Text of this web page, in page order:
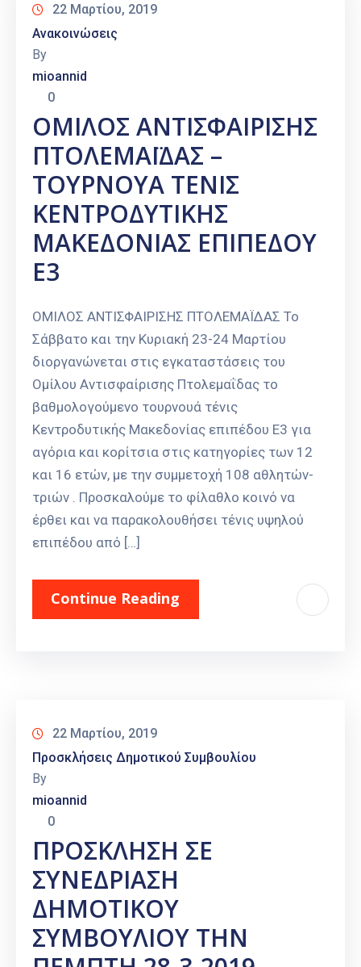
22 Μαρτίου, 2019
Ανακοινώσεις
By
mioannid
0
ΟΜΙΛΟΣ ΑΝΤΙΣΦΑΙΡΙΣΗΣ
ΠΤΟΛΕΜΑΪΔΑΣ –
ΤΟΥΡΝΟΥΑ ΤΕΝΙΣ
ΚΕΝΤΡΟΔΥΤΙΚΗΣ
ΜΑΚΕΔΟΝΙΑΣ ΕΠΙΠΕΔΟΥ
Ε3
ΟΜΙΛΟΣ ΑΝΤΙΣΦΑΙΡΙΣΗΣ ΠΤΟΛΕΜΑΪΔΑΣ Το
Σάββατο και την Κυριακή 23-24 Μαρτίου
διοργανώνεται στις εγκαταστάσεις του
Ομίλου Αντισφαίρισης Πτολεμαΐδας το
βαθμολογούμενο τουρνουά τένις
Κεντροδυτικής Μακεδονίας επιπέδου Ε3 για
αγόρια και κορίτσια στις κατηγορίες των 12
και 16 ετών, με την συμμετοχή 108 αθλητών-
τριών . Προσκαλούμε το φίλαθλο κοινό να
έρθει και να παρακολουθήσει τένις υψηλού
επιπέδου από […]
Continue Reading
22 Μαρτίου, 2019
Προσκλήσεις Δημοτικού Συμβουλίου
By
mioannid
0
ΠΡΟΣΚΛΗΣΗ ΣΕ
ΣΥΝΕΔΡΙΑΣΗ
ΔΗΜΟΤΙΚΟΥ
ΣΥΜΒΟΥΛΙΟΥ ΤΗΝ